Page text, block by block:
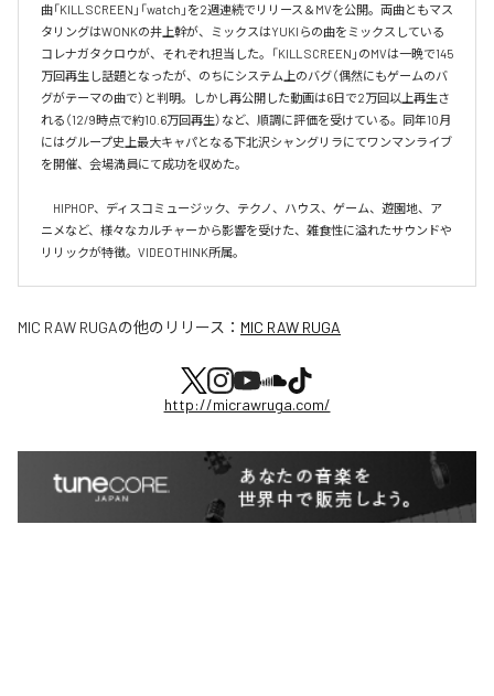
曲「KILL SCREEN」「watch」を2週連続でリリース＆MVを公開。両曲ともマス
タリングはWONKの井上幹が、ミックスはYUKIらの曲をミックスしている
コレナガタクロウが、それぞれ担当した。「KILL SCREEN」のMVは一晩で145
万回再生し話題となったが、のちにシステム上のバグ（偶然にもゲームのバ
グがテーマの曲で）と判明。しかし再公開した動画は6日で2万回以上再生さ
れる（12/9時点で約10.6万回再生）など、順調に評価を受けている。同年10月
にはグループ史上最大キャパとなる下北沢シャングリラにてワンマンライブ
を開催、会場満員にて成功を収めた。
HIPHOP、ディスコミュージック、テクノ、ハウス、ゲーム、遊園地、ア
ニメなど、様々なカルチャーから影響を受けた、雑食性に溢れたサウンドや
リリックが特徴。VIDEOTHINK所属。
MIC RAW RUGAの他のリリース： MIC RAW RUGA
http://micrawruga.com/